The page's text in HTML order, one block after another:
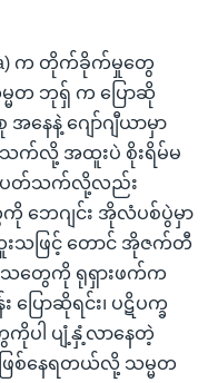
က တိုက်ခိုက်မှုတွေ
မတ ဘုရှ် က ပြောဆို
ေနဲ့ ဂျော်ဂျီယာမှာ
သက်လို့ အထူးပဲ စိုးရိမ်မ
နဲ့ ပတ်သက်လို့လည်း
ဘေဂျင်း အိုလံပစ်ပွဲမှာ
းသဖြင့် တောင် အိုဇက်တီ
သတွေကို ရုရှားဖက်က
ောဆိုရင်း၊ ပဋိပက္ခ
ကိုပါ ပျံ့နှံ့လာနေတဲ့
နေရတယ်လို့ သမ္မတ